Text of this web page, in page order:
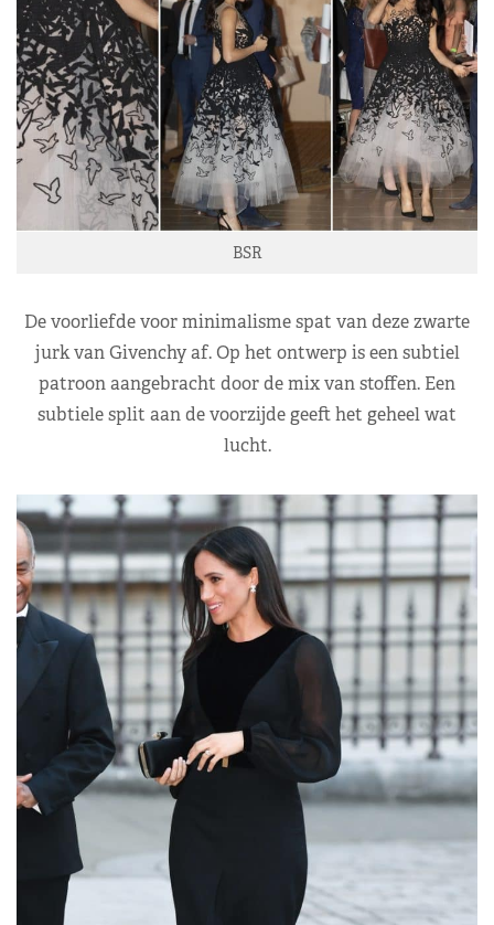
BSR
De voorliefde voor minimalisme spat van deze zwarte
jurk van Givenchy af. Op het ontwerp is een subtiel
patroon aangebracht door de mix van stoffen. Een
subtiele split aan de voorzijde geeft het geheel wat
lucht.